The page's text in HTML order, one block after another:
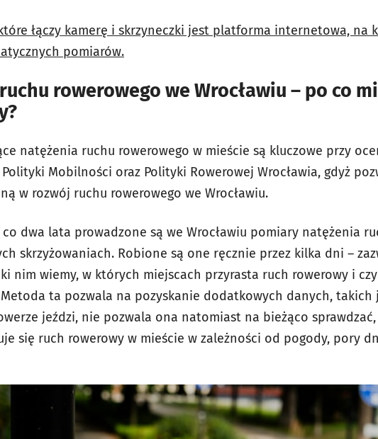
łączy kamerę i skrzyneczki jest platforma internetowa, na
pomiarów.
rowerowego we Wrocławiu – po co
natężenia ruchu rowerowego w mieście są kluczowe przy
Polityki Mobilności oraz Polityki Rowerowej Wrocławia, gdyż
w rozwój ruchu rowerowego we Wrocławiu.
co dwa lata prowadzone są we Wrocławiu pomiary natężenia
skrzyżowaniach. Robione są one ręcznie przez kilka dni –
nim wiemy, w których miejscach przyrasta ruch rowerowy i
ta pozwala na pozyskanie dodatkowych danych, takich
jeździ, nie pozwala ona natomiast na bieżąco
się ruch rowerowy w mieście w zależności od pogody, pory